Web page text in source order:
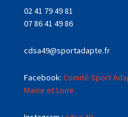
02 41 79 49 81
07 86 41 49 86
cdsa49@sportadapte.fr
Facebook: Comité Sport
Maine et Loire